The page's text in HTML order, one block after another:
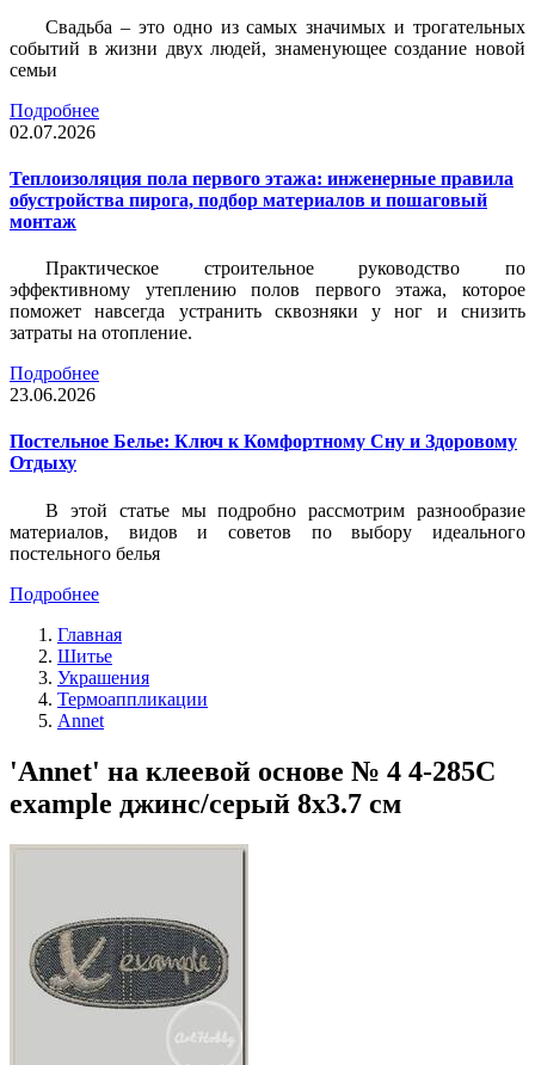
Свадьба – это одно из самых значимых и трогательных
событий в жизни двух людей, знаменующее создание новой
семьи
Подробнее
02.07.2026
Теплоизоляция пола первого этажа: инженерные правила
обустройства пирога, подбор материалов и пошаговый
монтаж
Практическое строительное руководство по
эффективному утеплению полов первого этажа, которое
поможет навсегда устранить сквозняки у ног и снизить
затраты на отопление.
Подробнее
23.06.2026
Постельное Белье: Ключ к Комфортному Сну и Здоровому
Отдыху
В этой статье мы подробно рассмотрим разнообразие
материалов, видов и советов по выбору идеального
постельного белья
Подробнее
Главная
Шитье
Украшения
Термоаппликации
Annet
'Annet' на клеевой основе № 4 4-285C
example джинс/серый 8х3.7 см